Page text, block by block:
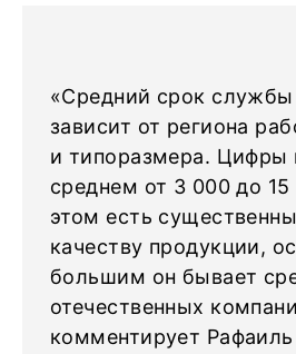
«Средний срок службы
зависит от региона
и типоразмера. Цифры
среднем от 3 000 до
этом есть
качеству продукции,
большим он бывает
отечественных
комментирует